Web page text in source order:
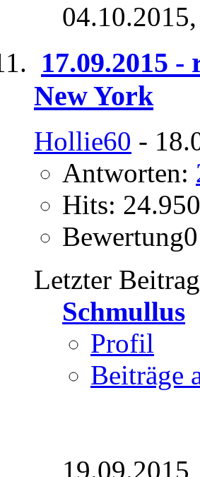
04.10.2015,
17.09.2015
New York
Hollie60 -
Antworten:
Hits: 24.950
Letzter
Schmullus
Profil
Beiträge
19.09.2015,